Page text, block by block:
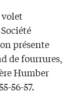
présente
de fourrures,
Humber
56-57.